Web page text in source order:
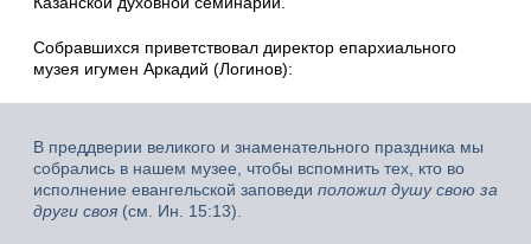
Собравшихся приветствовал директор епархиального
музея игумен Аркадий (Логинов):
В преддверии великого и знаменательного праздника мы
собрались в нашем музее, чтобы вспомнить тех, кто во
исполнение евангельской заповеди положил душу свою за
други своя (см. Ин. 15:13).